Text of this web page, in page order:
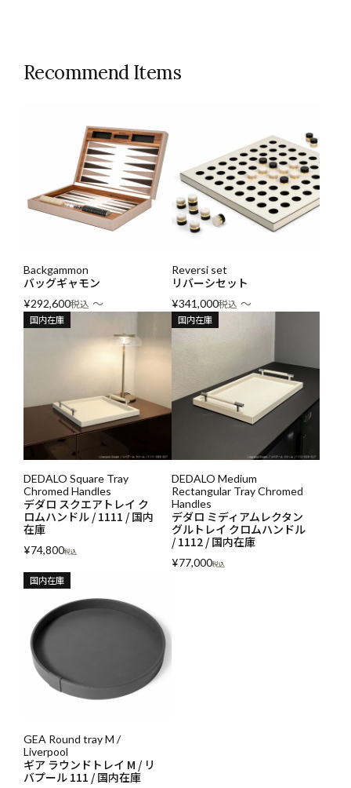
Recommend Items
Backgammon
バッグギャモン
¥292,600税込 〜
Reversi set
リバーシセット
¥341,000税込 〜
DEDALO Square Tray
Chromed Handles
デダロ スクエアトレイ ク
ロムハンドル / 1111 / 国内
在庫
国内在庫
¥74,800税込
DEDALO Medium
Rectangular Tray Chromed
Handles
デダロ ミディアムレクタン
グルトレイ クロムハンドル
/ 1112 / 国内在庫
国内在庫
¥77,000税込
GEA Round tray M /
Liverpool
ギア ラウンドトレイ M / リ
バプール 111 / 国内在庫
国内在庫